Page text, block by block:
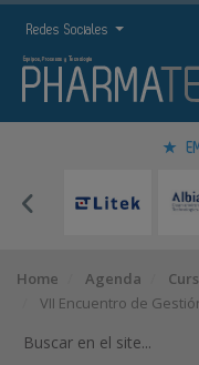
Redes Sociales
Home Agenda
VII Encuentro de